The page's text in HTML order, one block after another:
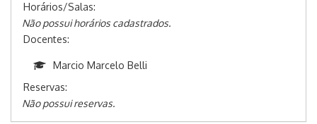
Horários/Salas:
Não possui horários cadastrados.
Docentes:
Marcio Marcelo Belli
Reservas:
Não possui reservas.